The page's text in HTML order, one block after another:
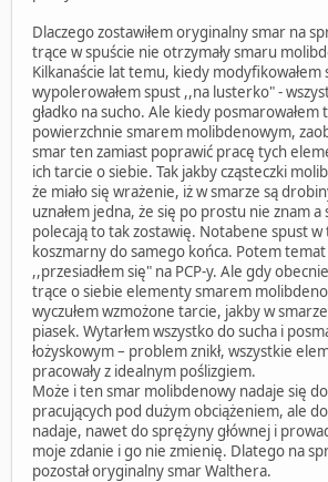
Dlaczego zostawiłem oryginalny smar na
trące w spuście nie otrzymały smaru
Kilkanaście lat temu, kiedy modyfikowałem
wypolerowałem spust ,,na lusterko" -
gładko na sucho. Ale kiedy posmarowałem
powierzchnie smarem molibdenowym,
smar ten zamiast poprawić pracę tych
ich tarcie o siebie. Tak jakby cząsteczki
że miało się wrażenie, iż w smarze są
uznałem jedna, że się po prostu nie znam
polecają to tak zostawię. Notabene spust w
koszmarny do samego końca. Potem temat
,,przesiadłem się" na PCP-y. Ale gdy
trące o siebie elementy smarem
wyczułem wzmożone tarcie, jakby w smarze
piasek. Wytarłem wszystko do sucha i
łożyskowym – problem znikł, wszystkie
pracowały z idealnym poślizgiem.
Może i ten smar molibdenowy nadaje się
pracujących pod dużym obciążeniem, ale
nadaje, nawet do sprężyny głównej i
moje zdanie i go nie zmienię. Dlatego na
pozostał oryginalny smar Walthera.